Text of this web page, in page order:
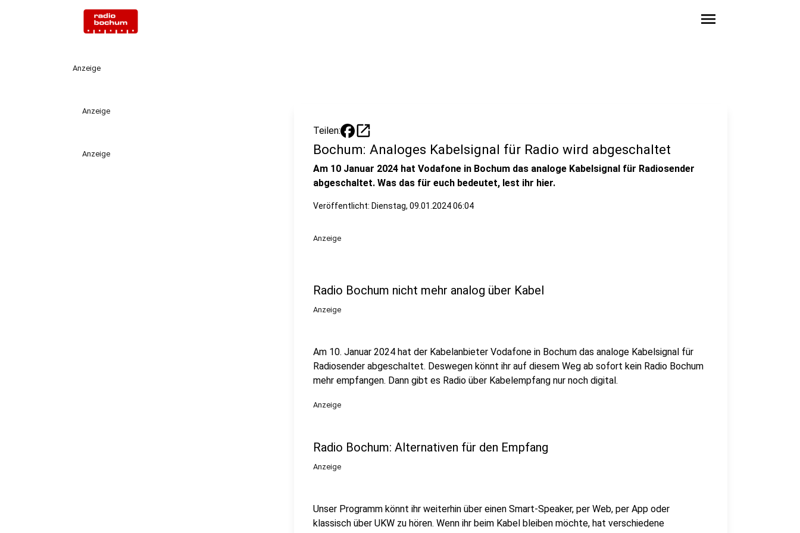
menu
Anzeige
Anzeige
Anzeige
Teilen: open_in_new
Bochum: Analoges Kabelsignal für Radio wird abgeschaltet
Am 10 Januar 2024 hat Vodafone in Bochum das analoge Kabelsignal für Radiosender
abgeschaltet. Was das für euch bedeutet, lest ihr hier.
Veröffentlicht: Dienstag, 09.01.2024 06:04
Anzeige
Radio Bochum nicht mehr analog über Kabel
Anzeige
Am 10. Januar 2024 hat der Kabelanbieter Vodafone in Bochum das analoge Kabelsignal für
Radiosender abgeschaltet. Deswegen könnt ihr auf diesem Weg ab sofort kein Radio Bochum
mehr empfangen. Dann gibt es Radio über Kabelempfang nur noch digital.
Anzeige
Radio Bochum: Alternativen für den Empfang
Anzeige
Unser Programm könnt ihr weiterhin über einen Smart-Speaker, per Web, per App oder
klassisch über UKW zu hören. Wenn ihr beim Kabel bleiben möchte, hat verschiedene